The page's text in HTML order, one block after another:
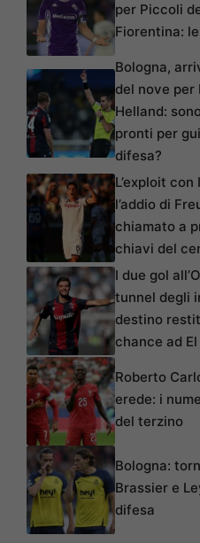
per Piccoli
Fiorentina:
Bologna,
del nove per
Helland:
pronti per
difesa?
L’exploit
l’addio di
chiamato a
chiavi del
I due gol
tunnel degli
destino
chance ad
Roberto
erede: i
del terzino
Bologna:
Brassier e
difesa